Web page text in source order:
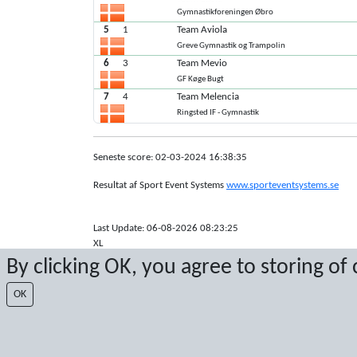
By clicking OK, you agree to storing
OK
Gymnastikforeningen Øbro
5 1 Team Aviola
Greve Gymnastik og Trampolin
6 3 Team Mevio
GF Køge Bugt
7 4 Team Melencia
Ringsted IF - Gymnastik
Seneste score: 02-03-2024 16:38:35
Resultat af Sport Event Systems www.sporteventsystems.se
Last Update: 06-08-2026 08:23:25
XL
© 2026 Sport Event Systems/TH Systems AB. All content